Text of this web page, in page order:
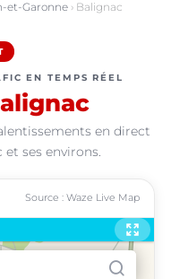
et-Garonne› Balignac
EN TEMPS RÉEL
en direct
ses environs.
Source : Waze Live Map